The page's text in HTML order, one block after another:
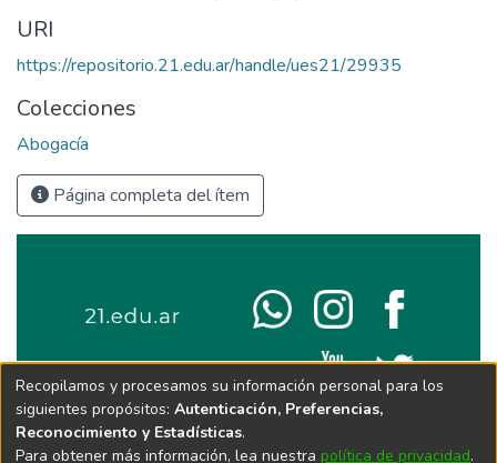
URI
https://repositorio.21.edu.ar/handle/ues21/29935
Colecciones
Abogacía
Página completa del ítem
Recopilamos y procesamos su información personal para los
siguientes propósitos: Autenticación, Preferencias,
Reconocimiento y Estadísticas.
Para obtener más información, lea nuestra política de privacidad.